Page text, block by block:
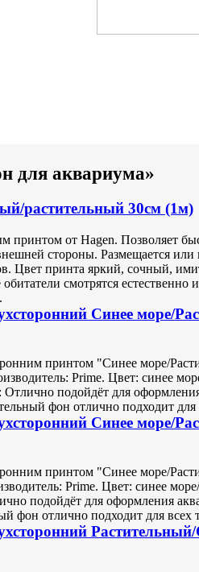
для аквариума»
растительный 30см (1м)
принтом от Hagen. Позволяет
стороны. Размещается
Цвет принта яркий, сочный,
смотрятся естественно
Синее море/
принтом "Синее море/
Prime. Цвет: синее
подойдёт для
фон отлично подходит
Синее море/
принтом "Синее море/
Prime. Цвет: синее
подойдёт для оформления
фон отлично подходит для всех